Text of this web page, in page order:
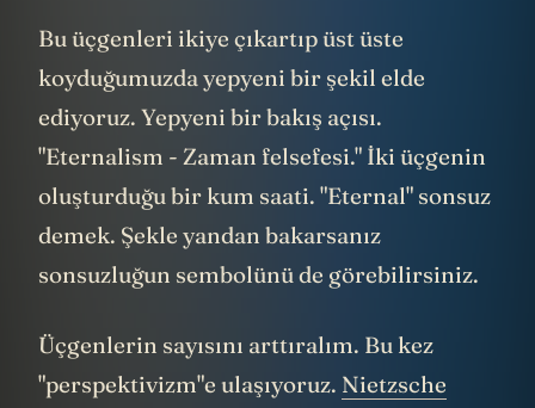
Bu üçgenleri ikiye çıkartıp üst üste
koyduğumuzda yepyeni bir şekil elde
ediyoruz. Yepyeni bir bakış açısı.
"Eternalism - Zaman felsefesi." İki üçgenin
oluşturduğu bir kum saati. "Eternal" sonsuz
demek. Şekle yandan bakarsanız
sonsuzluğun sembolünü de görebilirsiniz.
Üçgenlerin sayısını arttıralım. Bu kez
"perspektivizm"e ulaşıyoruz. Nietzsche